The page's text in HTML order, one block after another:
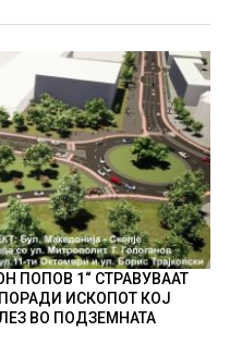
ПОПОВ 1“ СТРАВУВААТ
ИСКОПОТ КОЈ
ВО ПОДЗЕМНАТА